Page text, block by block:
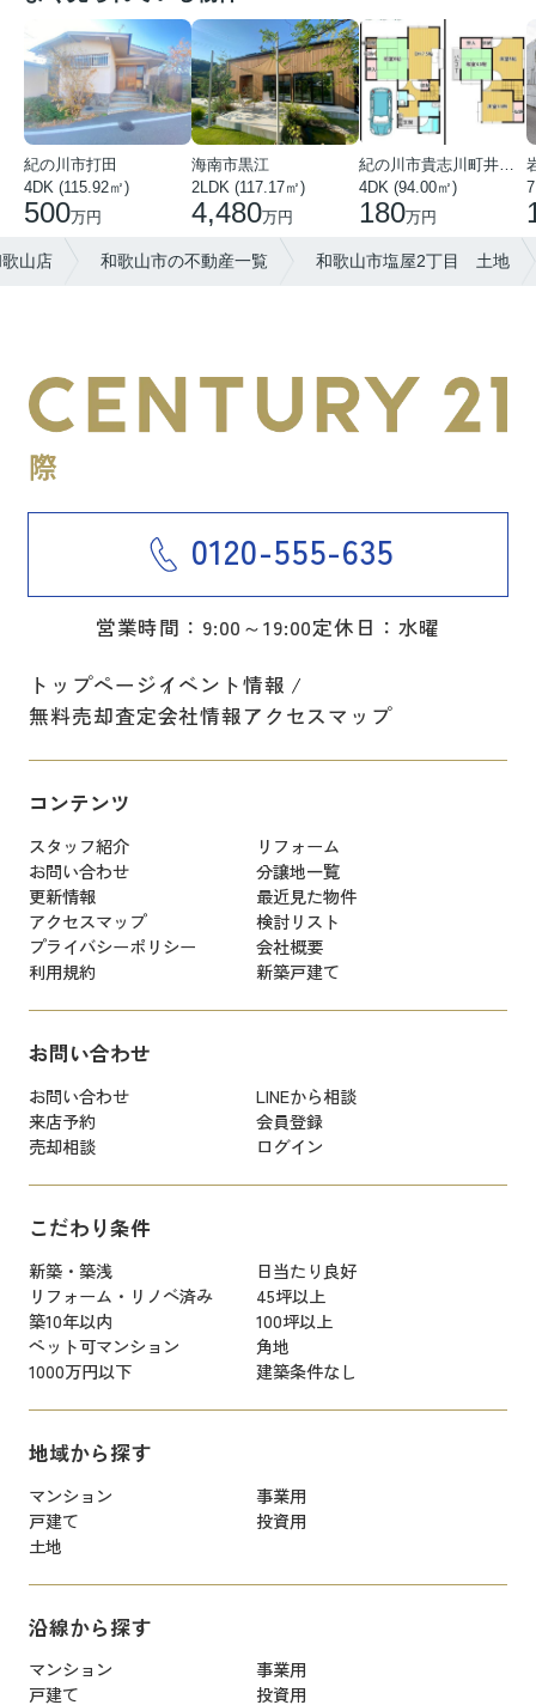
紀の川市打田
4DK (115.92㎡)
500万円
海南市黒江
2LDK (117.17㎡)
4,480万円
4DK (94.00㎡)
180万円
山店 和歌山市の不動産一覧 和歌山市塩屋2丁目 土地
0120-555-635
営業時間：9:00～19:00定休日：水曜
トップページイベント情報
無料売却査定会社情報アクセスマップ
コンテンツ
スタッフ紹介
リフォーム
お問い合わせ
分譲地一覧
更新情報
最近見た物件
アクセスマップ
検討リスト
プライバシーポリシー
会社概要
利用規約
新築戸建て
お問い合わせ
お問い合わせ
LINEから相談
来店予約
会員登録
売却相談
ログイン
こだわり条件
新築・築浅
日当たり良好
リフォーム・リノベ済み
45坪以上
築10年以内
100坪以上
ペット可マンション
角地
1000万円以下
建築条件なし
地域から探す
マンション
事業用
戸建て
投資用
土地
沿線から探す
マンション
事業用
戸建て
投資用